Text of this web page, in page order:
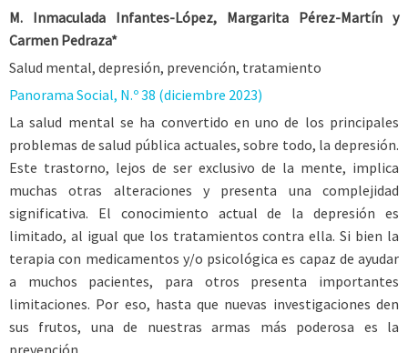
M. Inmaculada Infantes-López, Margarita Pérez-Martín y
Carmen Pedraza*
Salud mental, depresión, prevención, tratamiento
Panorama Social, N.º 38 (diciembre 2023)
La salud mental se ha convertido en uno de los principales
problemas de salud pública actuales, sobre todo, la depresión.
Este trastorno, lejos de ser exclusivo de la mente, implica
muchas otras alteraciones y presenta una complejidad
significativa. El conocimiento actual de la depresión es
limitado, al igual que los tratamientos contra ella. Si bien la
terapia con medicamentos y/o psicológica es capaz de ayudar
a muchos pacientes, para otros presenta importantes
limitaciones. Por eso, hasta que nuevas investigaciones den
sus frutos, una de nuestras armas más poderosa es la
prevención.